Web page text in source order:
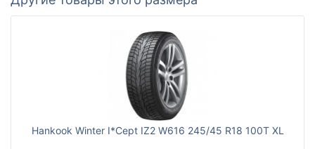
Hankook Winter I*Cept IZ2 W616 245/45 R18 100T XL